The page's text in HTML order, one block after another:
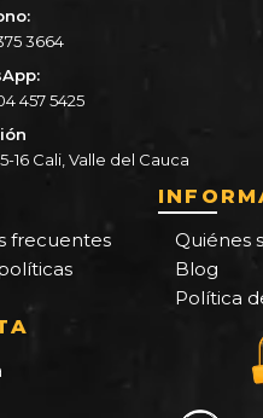
3664
457 5425
16 Cali, Valle del Cauca
frecuentes
Quiénes
Blog
Política